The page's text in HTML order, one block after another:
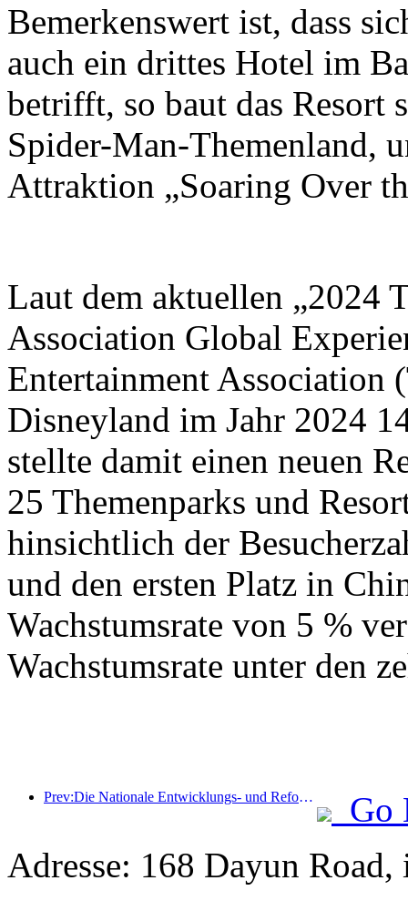
Bemerkenswert ist, dass
auch ein drittes Hotel im
betrifft, so baut das Resort
Spider-Man-Themenland,
Attraktion „Soaring Over
Laut dem aktuellen „2024
Association Global
Entertainment Association
Disneyland im Jahr 2024
stellte damit einen neuen
25 Themenparks und
hinsichtlich der
und den ersten Platz in
Wachstumsrate von 5 %
Wachstumsrate unter den
Prev:Die Nationale Entwicklungs- und Reformkommission hat die erste Charge von 49 hochwertigen Outdoor-Sportzielen veröffentlicht
Go
Adresse: 168 Dayun